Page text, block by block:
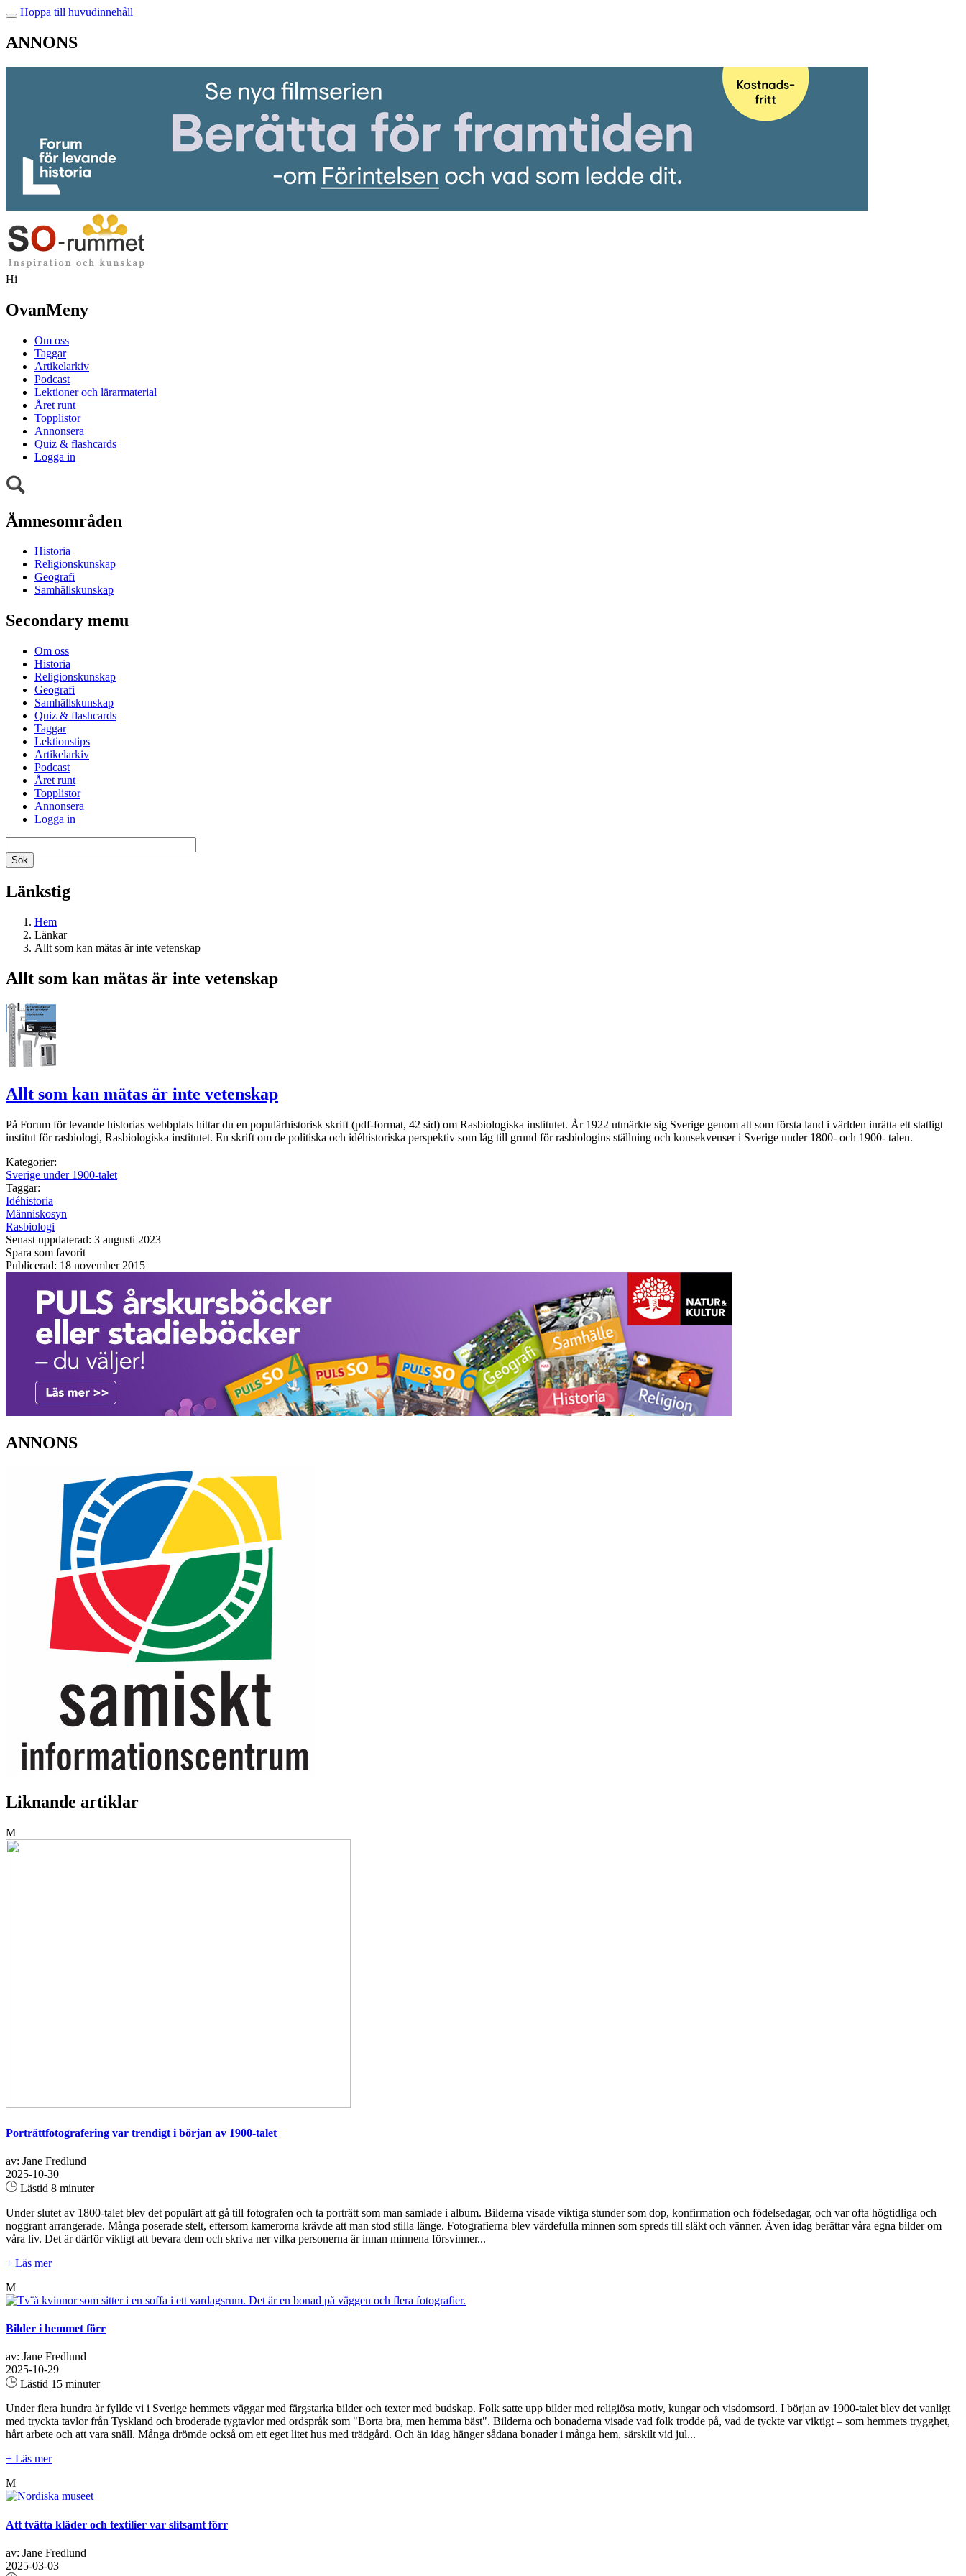
Hoppa till huvudinnehåll
ANNONS
Hi
OvanMeny
Om oss
Taggar
Artikelarkiv
Podcast
Lektioner och lärarmaterial
Året runt
Topplistor
Annonsera
Quiz & flashcards
Logga in
Ämnesområden
Historia
Religionskunskap
Geografi
Samhällskunskap
Secondary menu
Om oss
Historia
Religionskunskap
Geografi
Samhällskunskap
Quiz & flashcards
Taggar
Lektionstips
Artikelarkiv
Podcast
Året runt
Topplistor
Annonsera
Logga in
Länkstig
Hem
Länkar
Allt som kan mätas är inte vetenskap
Allt som kan mätas är inte vetenskap
Allt som kan mätas är inte vetenskap
På Forum för levande historias webbplats hittar du en populärhistorisk skrift (pdf-format, 42 sid) om Rasbiologiska institutet. År 1922 utmärkte sig Sverige genom att som första land i världen inrätta ett statligt
institut för rasbiologi, Rasbiologiska institutet. En skrift om de politiska och idéhistoriska perspektiv som låg till grund för rasbiologins ställning och konsekvenser i Sverige under 1800- och 1900- talen.
Kategorier:
Sverige under 1900-talet
Taggar:
Idéhistoria
Människosyn
Rasbiologi
Senast uppdaterad: 3 augusti 2023
Spara som favorit
Publicerad: 18 november 2015
ANNONS
Liknande artiklar
M
Porträttfotografering var trendigt i början av 1900-talet
av: Jane Fredlund
2025-10-30
Lästid 8 minuter
Under slutet av 1800-talet blev det populärt att gå till fotografen och ta porträtt som man samlade i album. Bilderna visade viktiga stunder som dop, konfirmation och födelsedagar, och var ofta högtidliga och
noggrant arrangerade. Många poserade stelt, eftersom kamerorna krävde att man stod stilla länge. Fotografierna blev värdefulla minnen som spreds till släkt och vänner. Även idag berättar våra egna bilder om
våra liv. Det är därför viktigt att bevara dem och skriva ner vilka personerna är innan minnena försvinner...
+ Läs mer
M
Bilder i hemmet förr
av: Jane Fredlund
2025-10-29
Lästid 15 minuter
Under flera hundra år fyllde vi i Sverige hemmets väggar med färgstarka bilder och texter med budskap. Folk satte upp bilder med religiösa motiv, kungar och visdomsord. I början av 1900-talet blev det vanligt
med tryckta tavlor från Tyskland och broderade tygtavlor med ordspråk som "Borta bra, men hemma bäst". Bilderna och bonaderna visade vad folk trodde på, vad de tyckte var viktigt – som hemmets trygghet,
hårt arbete och att vara snäll. Många drömde också om ett eget litet hus med trädgård. Och än idag hänger sådana bonader i många hem, särskilt vid jul...
+ Läs mer
M
Att tvätta kläder och textilier var slitsamt förr
av: Jane Fredlund
2025-03-03